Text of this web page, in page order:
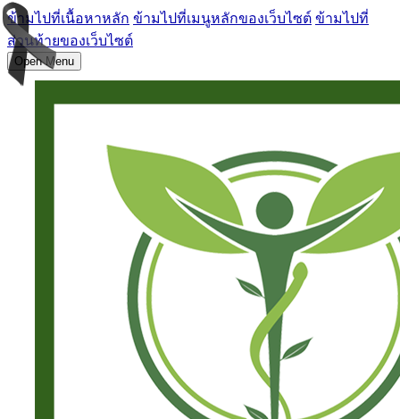
ข้ามไปที่เนื้อหาหลัก ข้ามไปที่เมนูหลักของเว็บไซต์ ข้ามไปที่
ส่วนท้ายของเว็บไซต์
Open Menu